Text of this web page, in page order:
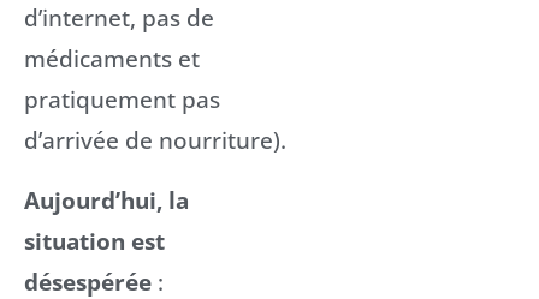
d’internet, pas de
médicaments et
pratiquement pas
d’arrivée de nourriture).
Aujourd’hui, la
situation est
désespérée :